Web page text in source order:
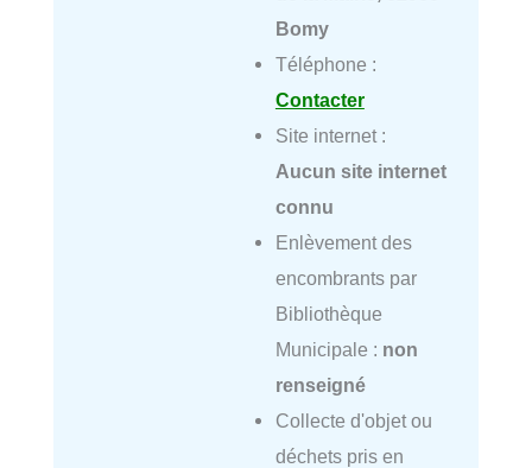
Bomy
Téléphone :
Contacter
Site internet :
Aucun site internet
connu
Enlèvement des
encombrants par
Bibliothèque
Municipale : non
renseigné
Collecte d'objet ou
déchets pris en